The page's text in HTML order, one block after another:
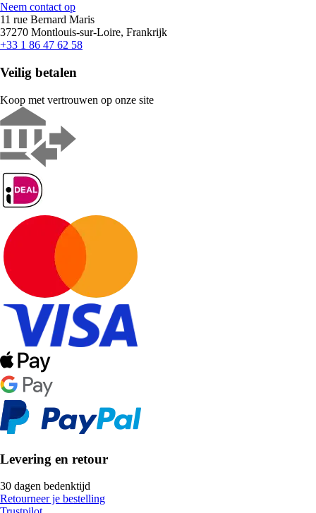
Neem contact op
11 rue Bernard Maris
37270 Montlouis-sur-Loire, Frankrijk
+33 1 86 47 62 58
Veilig betalen
Koop met vertrouwen op onze site
Levering en retour
30 dagen bedenktijd
Retourneer je bestelling